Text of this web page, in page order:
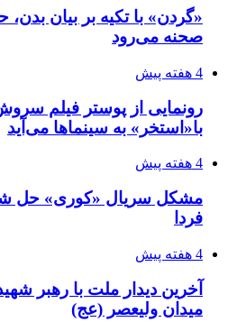
«گردن» با تکیه بر بیان
صحنه می‌رود
4 هفته پیش
رونمایی از پوستر فیلم
با«استخر» به سینماها می‌آید
4 هفته پیش
مشکل سریال «کوری» حل
فردا
4 هفته پیش
آخرین دیدار ملت با رهبر
میدان ولیعصر (عج)